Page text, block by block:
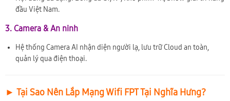
đầu Việt Nam.
3. Camera & An ninh
Hệ thống Camera AI nhận diện người lạ, lưu trữ Cloud an toàn,
quản lý qua điện thoại.
► Tại Sao Nên Lắp Mạng Wifi FPT Tại Nghĩa Hưng?